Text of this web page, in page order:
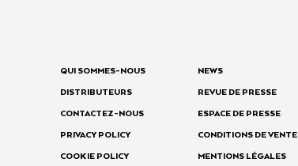
QUI SOMMES-NOUS
DISTRIBUTEURS
CONTACTEZ-NOUS
PRIVACY POLICY
COOKIE POLICY
NEWS
REVUE DE PRESSE
ESPACE DE PRESSE
CONDITIONS DE VENTE
MENTIONS LÉGALES